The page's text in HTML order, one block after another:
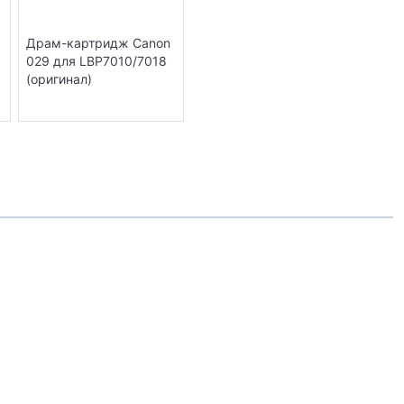
Драм-картридж Canon
029 для LBP7010/7018
(оригинал)